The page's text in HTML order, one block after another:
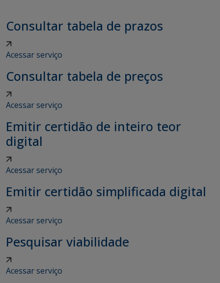
Consultar tabela de prazos
Acessar serviço
Consultar tabela de preços
Acessar serviço
Emitir certidão de inteiro teor
digital
Acessar serviço
Emitir certidão simplificada digital
Acessar serviço
Pesquisar viabilidade
Acessar serviço